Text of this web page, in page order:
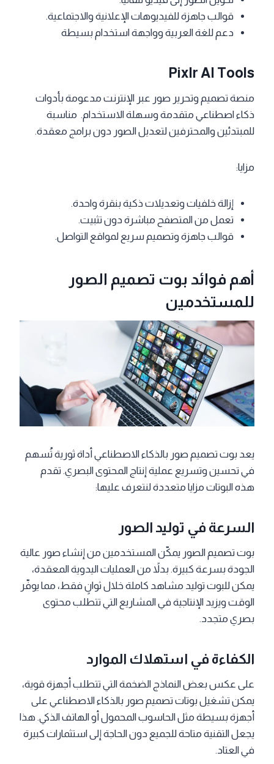
قوالب جاهزة للفيديوهات الإعلانية والاجتماعية.
دعم للغة العربية وواجهة استخدام بسيطة
Pixlr AI Tools
منصة تصميم وتحرير صور عبر الإنترنت مدعومة بأدوات
ذكاء اصطناعي متقدمة وسهلة الاستخدام. مناسبة
للمبتدئين والمحترفين لتعديل الصور دون برامج معقدة.
مزايا:
إزالة خلفيات وتعديلات ذكية بنقرة واحدة.
تعمل من المتصفح مباشرة دون تثبيت.
قوالب جاهزة وتصميم سريع لمواقع التواصل.
أهم فوائد بوت تصميم الصور
للمستخدمين
يعد بوت تصميم صور بالذكاء الاصطناعي أداة ثورية تُسهم
في تحسين وتسريع عملية إنتاج المحتوى البصري. تقدم
هذه البوتات مزايا متعددة لنتعرف عليها:
السرعة في توليد الصور
بوت تصميم الصور يمكّن المستخدمين من إنشاء صور عالية
الجودة بسرعة كبيرة. بدلاً من العمليات اليدوية المعقدة،
يمكن للبوت توليد مشاهد كاملة خلال ثوانٍ فقط، مما يوفّر
الوقت ويزيد الإنتاجية في المشاريع التي تتطلب محتوى
بصري متجدد.
الكفاءة في استهلاك الموارد
على عكس بعض النماذج الضخمة التي تتطلب أجهزة قوية،
يمكن تشغيل بوتات تصميم صور بالذكاء الاصطناعي على
أجهزة بسيطة مثل الحاسوب المحمول أو الهاتف الذكي. هذا
يجعل التقنية متاحة للجميع دون الحاجة إلى استثمارات كبيرة
في العتاد.